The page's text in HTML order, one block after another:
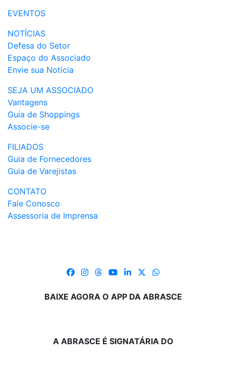
EVENTOS
NOTÍCIAS
Defesa do Setor
Espaço do Associado
Envie sua Notícia
SEJA UM ASSOCIADO
Vantagens
Guia de Shoppings
Associe-se
FILIADOS
Guia de Fornecedores
Guia de Varejistas
CONTATO
Fale Conosco
Assessoria de Imprensa
BAIXE AGORA O APP DA ABRASCE
A ABRASCE É SIGNATÁRIA DO